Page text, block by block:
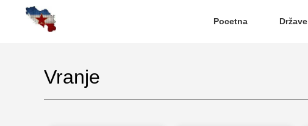
Pocetna Države
Vranje